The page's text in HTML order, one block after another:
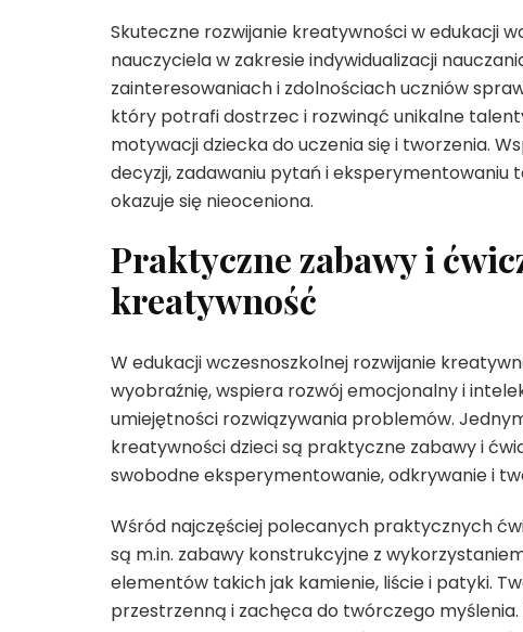
Skuteczne rozwijanie kreatywności w edukacji
nauczyciela w zakresie indywidualizacji
zainteresowaniach i zdolnościach uczniów
który potrafi dostrzec i rozwinąć unikalne
motywacji dziecka do uczenia się i tworzenia.
decyzji, zadawaniu pytań i
okazuje się nieoceniona.
Praktyczne zabawy i
kreatywność
W edukacji wczesnoszkolnej rozwijanie
wyobraźnię, wspiera rozwój emocjonalny i
umiejętności rozwiązywania problemów.
kreatywności dzieci są praktyczne zabawy i
swobodne eksperymentowanie, odkrywanie i
Wśród najczęściej polecanych praktycznych
są m.in. zabawy konstrukcyjne z
elementów takich jak kamienie, liście i patyki.
przestrzenną i zachęca do twórczego